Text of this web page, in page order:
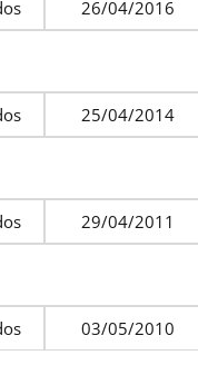
26/04/2016
25/04/2014
29/04/2011
03/05/2010